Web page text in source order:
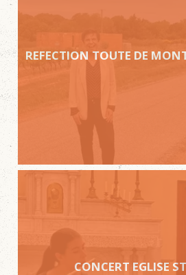
REFECTION TOUTE DE
CONCERT EGLISE